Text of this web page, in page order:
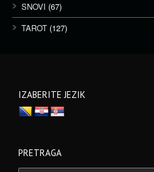
SNOVI (67)
TAROT (127)
IZABERITE JEZIK
PRETRAGA